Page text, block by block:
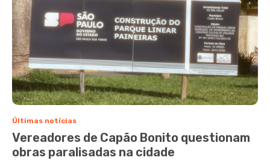
Últimas notícias
Vereadores de Capão Bonito questionam
obras paralisadas na cidade